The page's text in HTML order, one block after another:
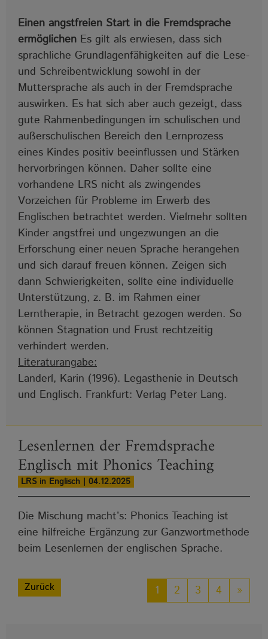
Einen angstfreien Start in die Fremdsprache
ermöglichen Es gilt als erwiesen, dass sich
sprachliche Grundlagenfähigkeiten auf die Lese-
und Schreibentwicklung sowohl in der
Muttersprache als auch in der Fremdsprache
auswirken. Es hat sich aber auch gezeigt, dass
gute Rahmenbedingungen im schulischen und
außerschulischen Bereich den Lernprozess
eines Kindes positiv beeinflussen und Stärken
hervorbringen können. Daher sollte eine
vorhandene LRS nicht als zwingendes
Vorzeichen für Probleme im Erwerb des
Englischen betrachtet werden. Vielmehr sollten
Kinder angstfrei und ungezwungen an die
Erforschung einer neuen Sprache herangehen
und sich darauf freuen können. Zeigen sich
dann Schwierigkeiten, sollte eine individuelle
Unterstützung, z. B. im Rahmen einer
Lerntherapie, in Betracht gezogen werden. So
können Stagnation und Frust rechtzeitig
verhindert werden.
Literaturangabe:
Landerl, Karin (1996). Legasthenie in Deutsch
und Englisch. Frankfurt: Verlag Peter Lang.
Lesenlernen der Fremdsprache
Englisch mit Phonics Teaching
LRS in Englisch | 04.12.2025
Die Mischung macht’s: Phonics Teaching ist
eine hilfreiche Ergänzung zur Ganzwortmethode
beim Lesenlernen der englischen Sprache.
Zurück 1 2 3 4 »